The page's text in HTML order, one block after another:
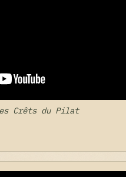
Crêts du Pilat